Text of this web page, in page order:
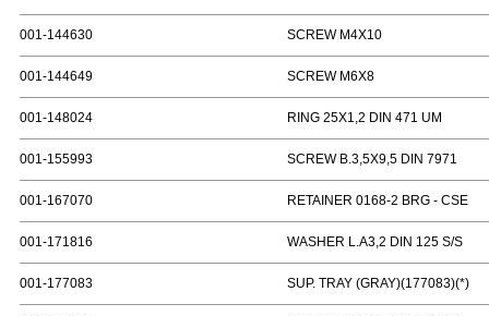
001-144630 SCREW M4X10
001-144649 SCREW M6X8
001-148024 RING 25X1,2 DIN 471 UM
001-155993 SCREW B.3,5X9,5 DIN 7971
001-167070 RETAINER 0168-2 BRG - CSE
001-171816 WASHER L.A3,2 DIN 125 S/S
001-177083 SUP. TRAY (GRAY)(177083)(*)